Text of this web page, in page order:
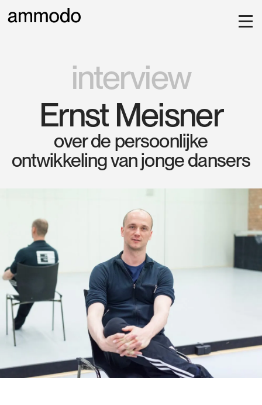
interview
Ernst Meisner
over de persoonlijke
ontwikkeling van jonge dansers